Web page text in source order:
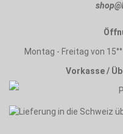
Montag - Freitag von
Vorkasse /